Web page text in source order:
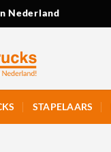
Nederland
STAPELAARS